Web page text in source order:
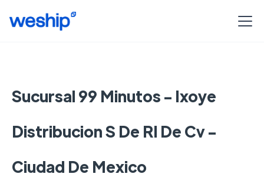
Sucursal 99 Minutos - Ixoye
Distribucion S De Rl De Cv -
Ciudad De Mexico